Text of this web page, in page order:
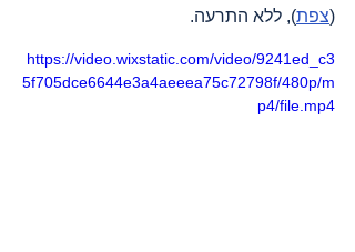
(צפת), ללא התרעה.
https://video.wixstatic.com/video/9241ed_c3
5f705dce6644e3a4aeeea75c72798f/480p/m
p4/file.mp4